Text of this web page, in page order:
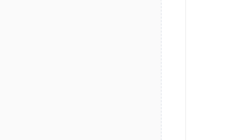
این ماوس برای چه کسانی
حرفه‌ای‌هایی که به دقت و